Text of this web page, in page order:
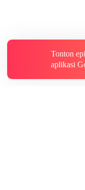
Tonton
aplikasi